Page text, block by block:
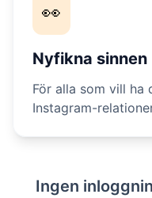
👀
Nyfikna sinnen
För alla som vill ha
Instagram-
Ingen